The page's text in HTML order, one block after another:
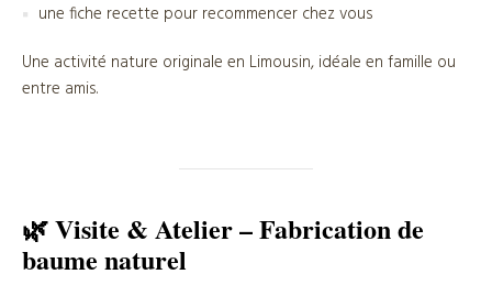
une fiche recette pour recommencer chez vous
Une activité nature originale en Limousin, idéale en famille ou
entre amis.
🌿 Visite & Atelier – Fabrication de
baume naturel